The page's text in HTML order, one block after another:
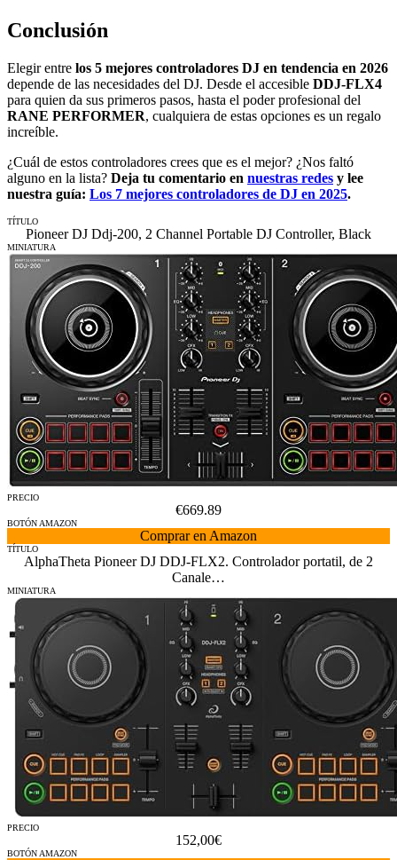
Conclusión
Elegir entre los 5 mejores controladores DJ en tendencia en 2026
depende de las necesidades del DJ. Desde el accesible DDJ-FLX4
para quien da sus primeros pasos, hasta el poder profesional del
RANE PERFORMER, cualquiera de estas opciones es un regalo
increíble.
¿Cuál de estos controladores crees que es el mejor? ¿Nos faltó
alguno en la lista? Deja tu comentario en nuestras redes y lee
nuestra guía: Los 7 mejores controladores de DJ en 2025.
TÍTULO
Pioneer DJ Ddj-200, 2 Channel Portable DJ Controller, Black
MINIATURA
PRECIO
€669.89
BOTÓN AMAZON
Comprar en Amazon
TÍTULO
AlphaTheta Pioneer DJ DDJ-FLX2. Controlador portatil, de 2
Canale…
MINIATURA
PRECIO
152,00€
BOTÓN AMAZON